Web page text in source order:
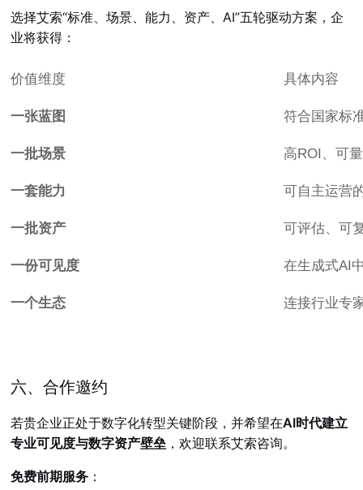
选择艾索“标准、场景、能力、资产、AI”五轮驱动方案，企
业将获得：
价值维度 具体内容
一张蓝图 符合国家标
一批场景 高ROI、可
一套能力 可自主运营
一批资产 可评估、可
一份可见度 在生成式AI
一个生态 连接行业专
六、合作邀约
若贵企业正处于数字化转型关键阶段，并希望在AI时代建立
专业可见度与数字资产壁垒 ，欢迎联系艾索咨询。
免费前期服务 ：